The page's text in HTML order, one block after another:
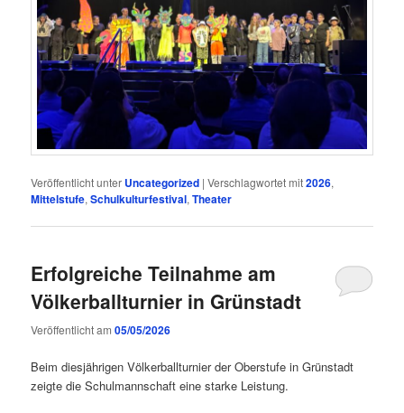
Veröffentlicht unter Uncategorized |Verschlagwortet mit2026,
Mittelstufe,Schulkulturfestival,Theater
Erfolgreiche Teilnahme am
Völkerballturnier in Grünstadt
Veröffentlicht am05/05/2026
Beim diesjährigen Völkerballturnier der Oberstufe in Grünstadt
zeigte die Schulmannschaft eine starke Leistung.